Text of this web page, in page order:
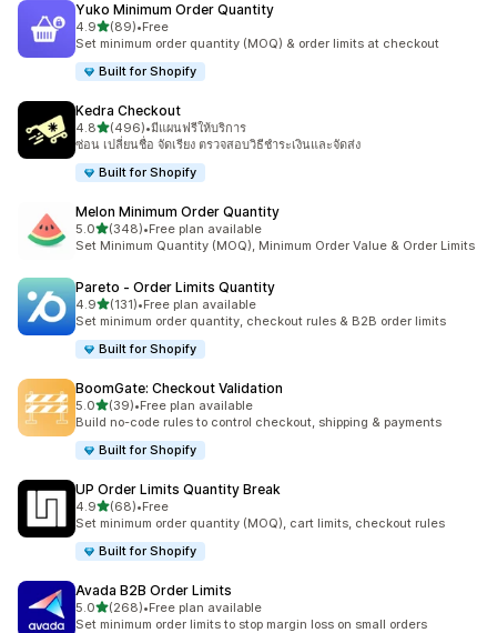
Yuko Minimum Order Quantity
4.9เต็ม 5 ดาว
(89)
ทั้งหมด 89 รีวิว
•Free
Set minimum order quantity (MOQ) & order limits at checkout
Built for Shopify
Kedra Checkout
4.8เต็ม 5 ดาว
(496)
ทั้งหมด 496 รีวิว
•มีแผนฟรีให้บริการ
ซ่อน เปลี่ยนชื่อ จัดเรียง ตรวจสอบวิธีชำระเงินและจัดส่ง
Built for Shopify
Melon Minimum Order Quantity
5.0เต็ม 5 ดาว
(348)
ทั้งหมด 348 รีวิว
•Free plan available
Set Minimum Quantity (MOQ), Minimum Order Value & Order Limits
Pareto ‑ Order Limits Quantity
4.9เต็ม 5 ดาว
(131)
ทั้งหมด 131 รีวิว
•Free plan available
Set minimum order quantity, checkout rules & B2B order limits
Built for Shopify
BoomGate: Checkout Validation
5.0เต็ม 5 ดาว
(39)
ทั้งหมด 39 รีวิว
•Free plan available
Build no-code rules to control checkout, shipping & payments
Built for Shopify
UP Order Limits Quantity Break
4.9เต็ม 5 ดาว
(68)
ทั้งหมด 68 รีวิว
•Free
Set minimum order quantity (MOQ), cart limits, checkout rules
Built for Shopify
Avada B2B Order Limits
5.0เต็ม 5 ดาว
(268)
ทั้งหมด 268 รีวิว
•Free plan available
Set minimum order limits to stop margin loss on small orders